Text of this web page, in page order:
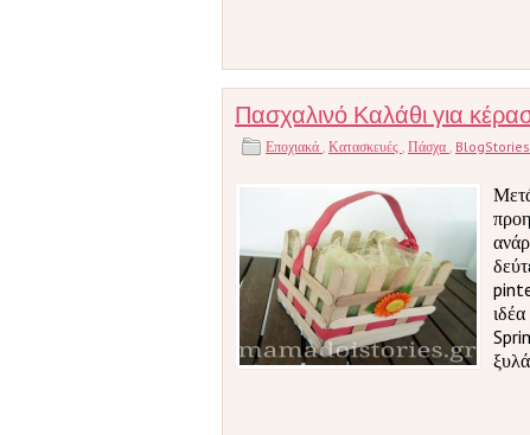
Πασχαλινό Καλάθι για
Εποχιακά , Κατασκευές , Πάσχα , BlogStories